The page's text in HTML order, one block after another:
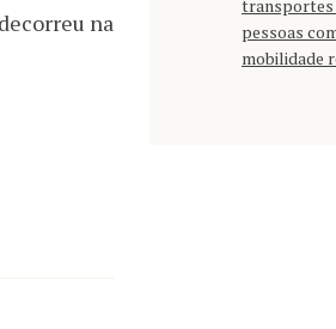
na
transportes
pessoas
mobilidade